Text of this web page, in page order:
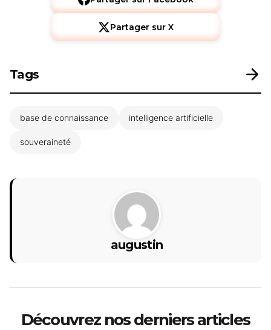
Partager sur X
Tags
base de connaissance intelligence artificielle
souveraineté
augustin
Découvrez nos derniers articles